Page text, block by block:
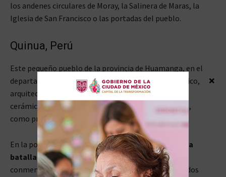
los andenes circulares de Moray, la Salinera de Maras, la
Iglesia de San Francisco o las portadas del pueblo.
Quinua, Perú
Este pequeño pueblo de la provincia de Huamanga, en el
departamento de Ayacucho, ofrece un museo histórico,
arquitectura tradicional, platos ayacuchanos y la
cerámica, que fue declarada Patrimonio de la Nación,
como principal motor económico de la localidad.
En la población se respira historia y escélebre por la
batalla de Ayacucho, con su obelisco
conmemorativo que es objeto de miles de visitas todos
×